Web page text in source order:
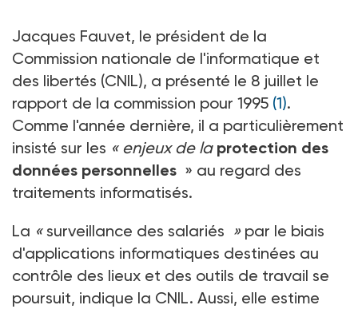
Jacques Fauvet, le président de la
Commission nationale de l'informatique et
des libertés (CNIL), a présenté le 8 juillet le
rapport de la commission pour 1995 (1).
Comme l'année dernière, il a particulièrement
insisté sur les « enjeux de la protection des
données personnelles » au regard des
traitements informatisés.
La « surveillance des salariés »par le biais
d'applications informatiques destinées au
contrôle des lieux et des outils de travail se
poursuit, indique la CNIL. Aussi, elle estime